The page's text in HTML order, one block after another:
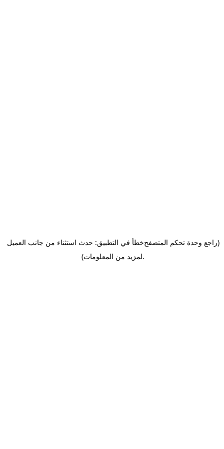
خطأ في التطبيق: حدث استثناء من جانب العميل(راجع وحدة تحكم المتصفح
لمزيد من المعلومات).